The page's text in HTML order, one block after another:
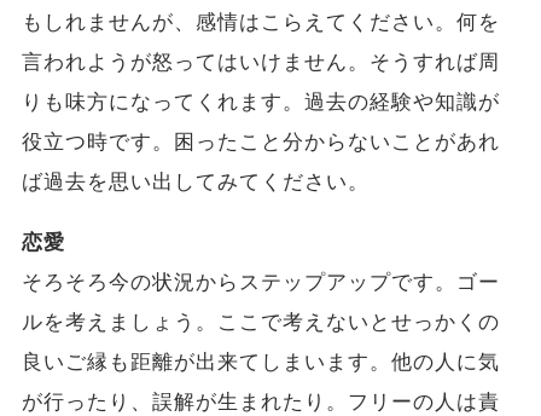
もしれませんが、感情はこらえてください。何を
言われようが怒ってはいけません。そうすれば周
りも味方になってくれます。過去の経験や知識が
役立つ時です。困ったこと分からないことがあれ
ば過去を思い出してみてください。
恋愛
そろそろ今の状況からステップアップです。ゴー
ルを考えましょう。ここで考えないとせっかくの
良いご縁も距離が出来てしまいます。他の人に気
が行ったり、誤解が生まれたり。フリーの人は責